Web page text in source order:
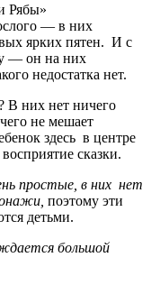
Рябы»
— в них
ярких пятен. И с
— он на них
недостатка нет.
В них нет ничего
не мешает
здесь в центре
сказки.
простые, в них нет
поэтому эти
детьми.
большой